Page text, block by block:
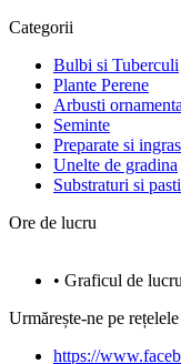
Categorii
Bulbi si Tuberculi
Plante Perene
Arbusti
Seminte
Preparate si
Unelte de gradina
Substraturi si
Ore de lucru
• Graficul de
Urmărește-ne pe
https://